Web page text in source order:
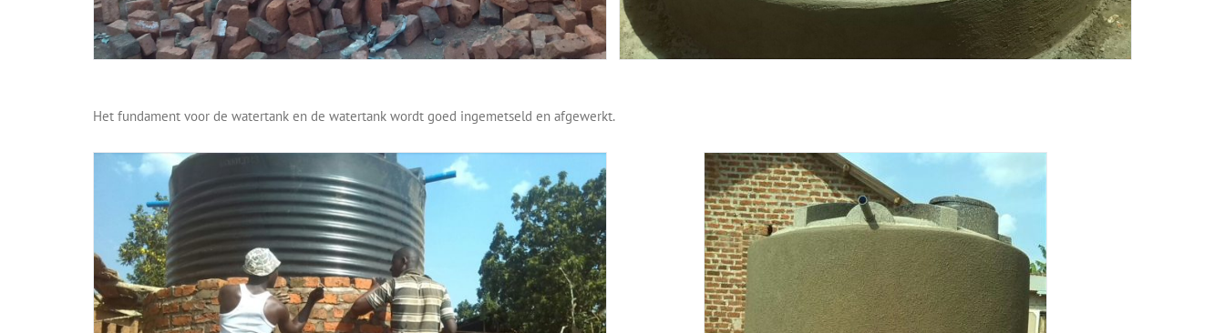
Het fundament voor de watertank en de watertank wordt goed ingemetseld en afgewerkt.